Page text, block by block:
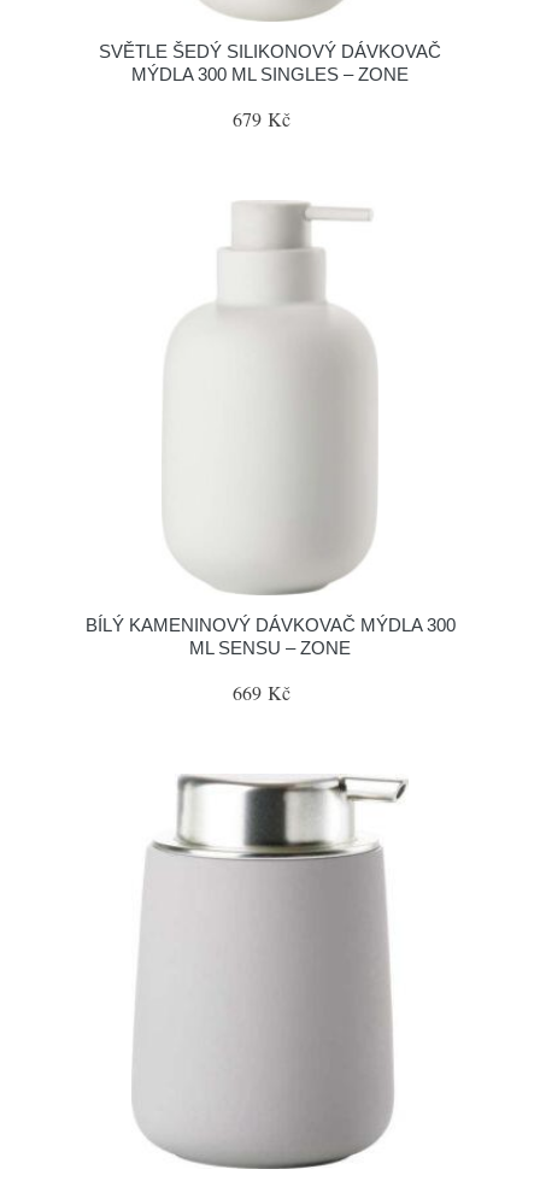
SVĚTLE ŠEDÝ SILIKONOVÝ DÁVKOVAČ
MÝDLA 300 ML SINGLES – ZONE
679 Kč
BÍLÝ KAMENINOVÝ DÁVKOVAČ MÝDLA 300
ML SENSU – ZONE
669 Kč